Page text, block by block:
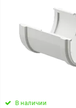
В наличии